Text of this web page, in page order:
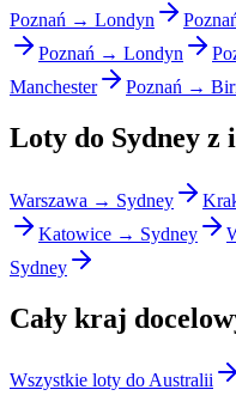
Poznań → Londyn
Poznań → Londyn
Manchester
Poznań →
Loty do Sydney z
Warszawa → Sydney
Katowice → Sydney
Sydney
Cały kraj
Wszystkie loty do Australii